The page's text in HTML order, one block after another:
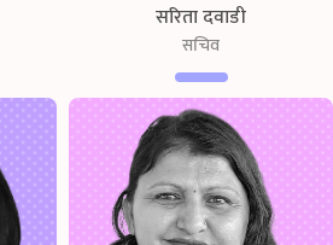
सरिता दवाडी
सचिव